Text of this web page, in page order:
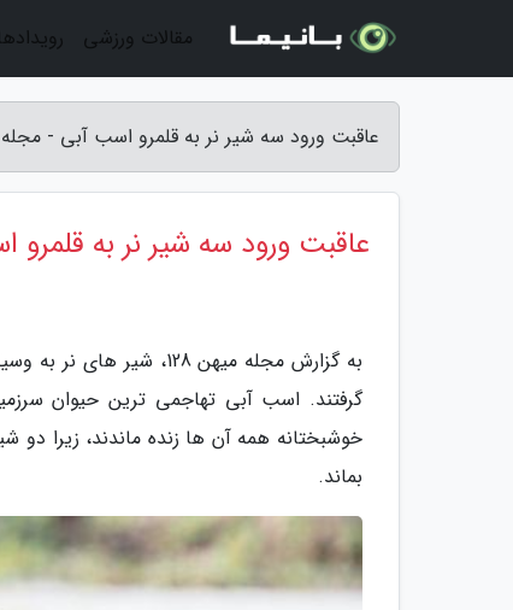
عاقبت ورود سه شیر نر به قلمرو اسب آبی - مجله
عاقبت ورود سه شیر نر به قلمرو
به گزارش مجله میهن
گرفتند. اسب آبی تهاجمی ترین حیوان
خوشبختانه همه آن ها زنده ماندند، زیرا
بماند.
مقالات ورزشی